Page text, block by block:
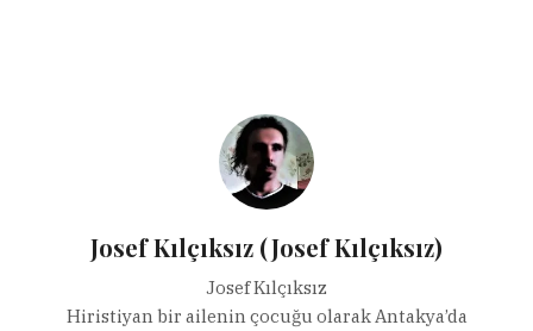
Josef Kılçıksız (Josef Kılçıksız)
Josef Kılçıksız
Hiristiyan bir ailenin çocuğu olarak Antakya’da